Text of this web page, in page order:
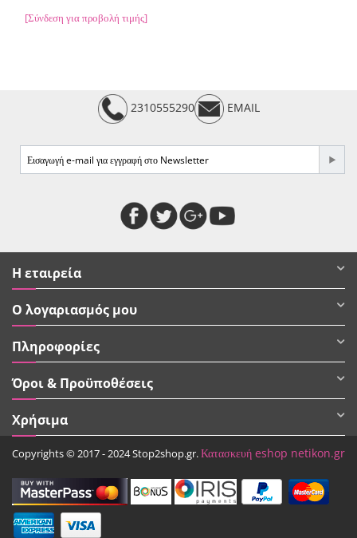
[Σύνδεση για προβολή τιμής]
2310555290 EMAIL
Η εταιρεία
Ο λογαριασμός μου
Πληροφορίες
Όροι & Προϋποθέσεις
Χρήσιμα
Copyrights © 2017 - 2024 Stop2shop.gr.Κατασκευή eshop netikon.gr